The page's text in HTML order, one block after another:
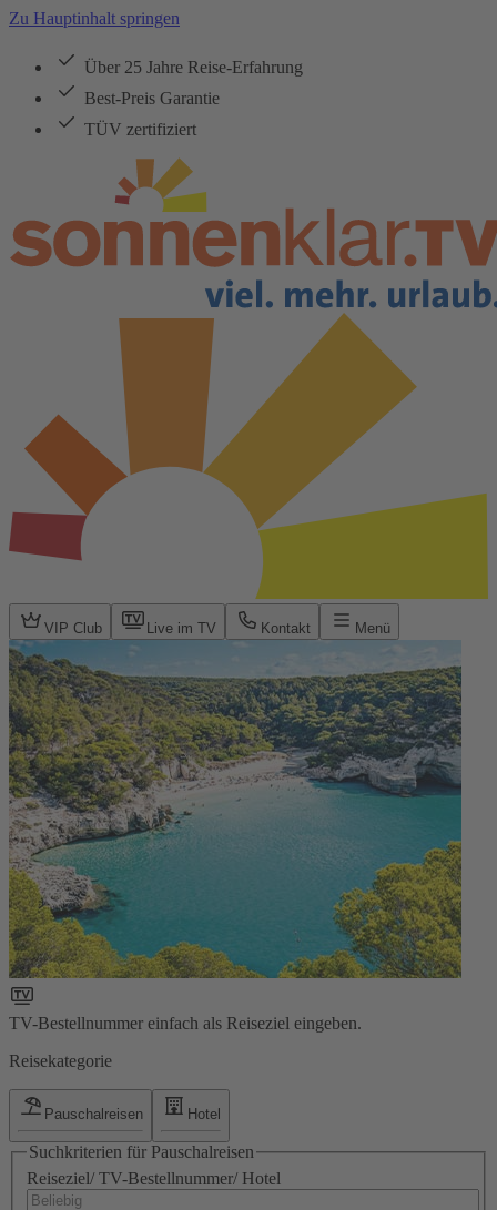
Zu Hauptinhalt springen
Über 25 Jahre Reise-Erfahrung
Best-Preis Garantie
TÜV zertifiziert
VIP Club Live im TV Kontakt Menü
TV-Bestellnummer einfach als Reiseziel eingeben.
Reisekategorie
Pauschalreisen Hotel
Suchkriterien für Pauschalreisen
Reiseziel/ TV-Bestellnummer/ Hotel